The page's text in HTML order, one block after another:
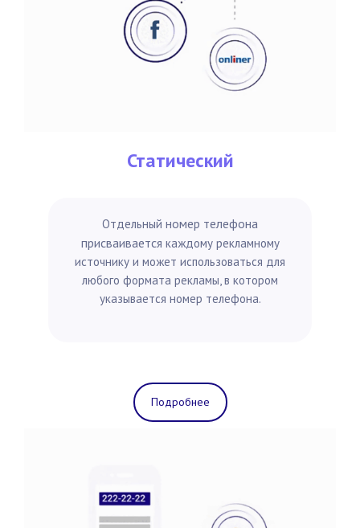
Статический
Отдельный номер телефона
присваивается каждому рекламному
источнику и может использоваться для
любого формата рекламы, в котором
указывается номер телефона.
Подробнее